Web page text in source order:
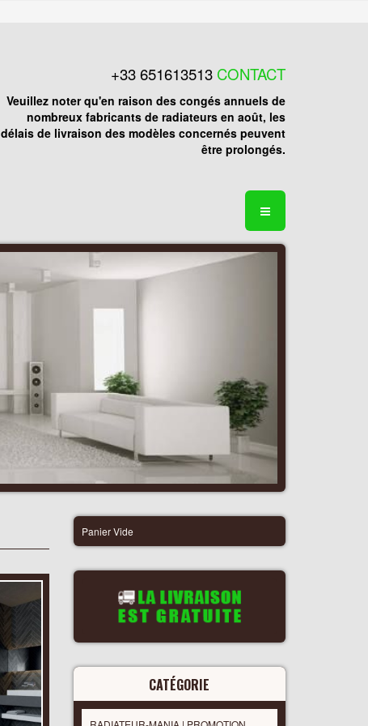
+33 651613513 CONTACT
Veuillez noter qu'en raison des congés annuels de
nombreux fabricants de radiateurs en août, les
délais de livraison des modèles concernés peuvent
être prolongés.
Panier Vide
CATÉGORIE